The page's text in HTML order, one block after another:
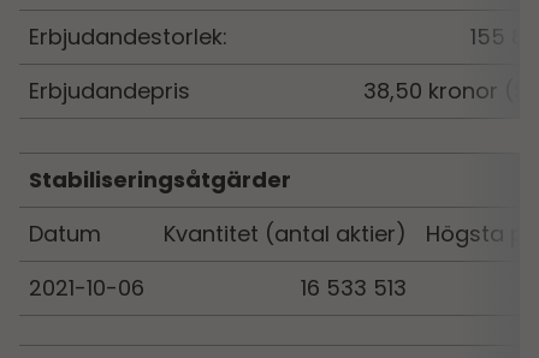
Erbjudandestorlek:
155
Erbjudandepris
38,50 kronor
Stabiliseringsåtgärder
Datum
Kvantitet (antal aktier)
Högsta
2021-10-06
16 533 513